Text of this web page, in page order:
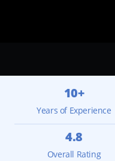
10+
Years of Experience
4.8
Overall Rating